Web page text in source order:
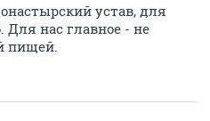
устав, для
Для нас главное - не
пищей.